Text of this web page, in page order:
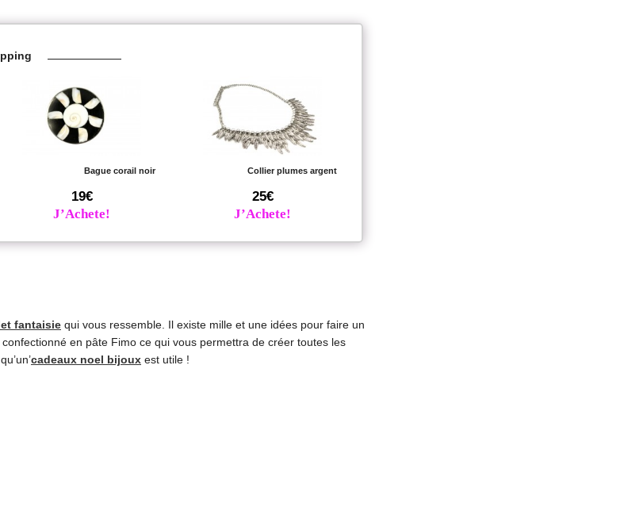
Bague corail noir
19€
J’Achete!
Collier plumes argent
25€
J’Achete!
fantaisie qui vous ressemble. Il existe mille et une idées pour faire un
en pâte Fimo ce qui vous permettra de créer toutes les
cadeaux noel bijoux est utile !